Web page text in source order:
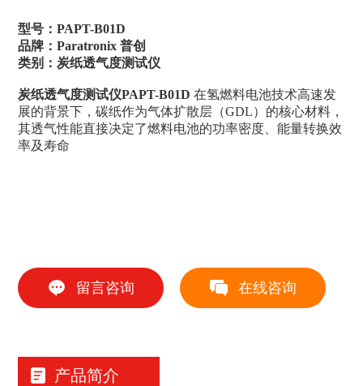
型号：PAPT-B01D
品牌：Paratronix 普创
类别：炭纸透气度测试仪
炭纸透气度测试仪PAPT-B01D在氢燃料电池技术高速发
展的背景下，碳纸作为气体扩散层（GDL）的核心材料，
其透气性能直接决定了燃料电池的功率密度、能量转换效
率及寿命
留言咨询 在线咨询
产品简介